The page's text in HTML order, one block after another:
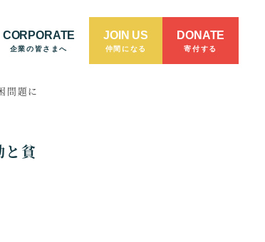
CORPORATE
企業の皆さまへ
JOIN US
仲間になる
DONATE
寄付する
問題に
と貧